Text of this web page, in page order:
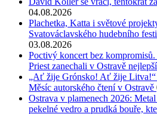
04.08.2026
Plachetka, Katta i světové
Svatováclavského hudebního
03.08.2026
Poctivý koncert bez
Priest zanechali v Ostravě
„Ať žije Grónsko! Ať žije
Měsíc autorského čtení v Ostravě
Ostrava v plamenech 2026:
pekelné vedro a prudká bouře,